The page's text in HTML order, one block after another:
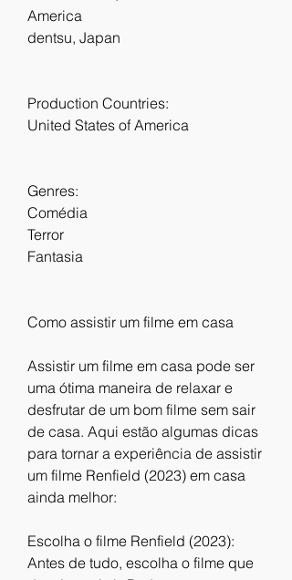
America
dentsu, Japan
Production Countries:
United States of America
Genres:
Comédia
Terror
Fantasia
Como assistir um filme em casa
Assistir um filme em casa pode ser
uma ótima maneira de relaxar e
desfrutar de um bom filme sem sair
de casa. Aqui estão algumas dicas
para tornar a experiência de assistir
um filme Renfield (2023) em casa
ainda melhor:
Escolha o filme Renfield (2023):
Antes de tudo, escolha o filme que